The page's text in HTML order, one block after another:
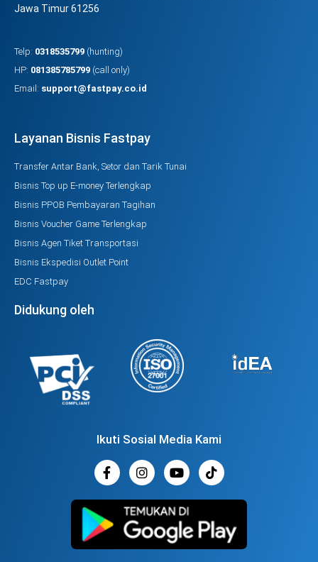
Jawa Timur 61256
Telp: 0318535799 (hunting)
HP: 081385785799 (call only)
Email: support@fastpay.co.id
Layanan Bisnis Fastpay
Transfer Antar Bank, Setor dan Tarik Tunai
Bisnis Top up E-money Terlengkap
Bisnis PPOB Pembayaran Tagihan
Bisnis Voucher Game Terlengkap
Bisnis Agen Tiket Transportasi
Bisnis Ekspedisi Outlet Point
EDC Fastpay
Didukung oleh
Ikuti Sosial Media Kami